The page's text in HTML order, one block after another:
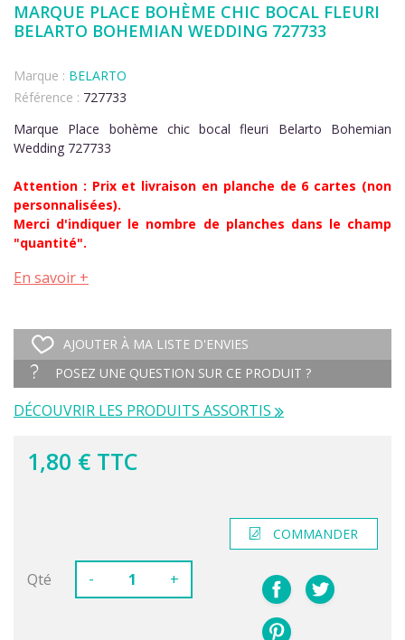
MARQUE PLACE BOHÈME CHIC BOCAL FLEURI
BELARTO BOHEMIAN WEDDING 727733
Marque : BELARTO
Référence : 727733
Marque Place bohème chic bocal fleuri Belarto Bohemian
Wedding 727733
Attention : Prix et livraison en planche de 6 cartes (non
personnalisées).
Merci d'indiquer le nombre de planches dans le champ
"quantité".
En savoir +
AJOUTER À MA LISTE D'ENVIES
POSEZ UNE QUESTION SUR CE PRODUIT ?
DÉCOUVRIR LES PRODUITS ASSORTIS
1,80 € TTC
Qté - +
COMMANDER